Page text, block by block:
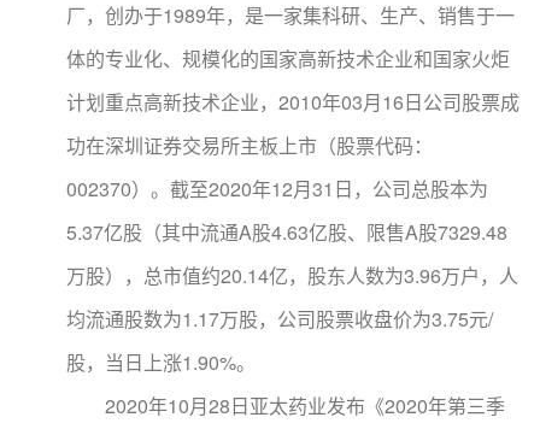
厂，创办于1989年，是一家集科研、生产、销售于一
体的专业化、规模化的国家高新技术企业和国家火炬
计划重点高新技术企业，2010年03月16日公司股票成
功在深圳证券交易所主板上市（股票代码：
002370）。截至2020年12月31日，公司总股本为
5.37亿股（其中流通A股4.63亿股、限售A股7329.48
万股），总市值约20.14亿，股东人数为3.96万户，人
均流通股数为1.17万股，公司股票收盘价为3.75元/
股，当日上涨1.90%。
2020年10月28日亚太药业发布《2020年第三季